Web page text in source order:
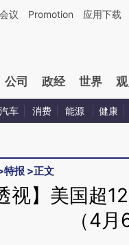
于财新文章[https://
会议 Promotion 应用下载
公司 政经 世界
汽车 消费 能源 健康
特报 >正文
视】美国超
（4月